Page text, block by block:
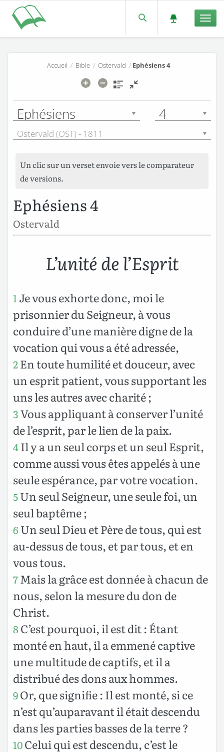
Accueil / Bible /Ostervald / Ephésiens 4
Ephésiens 4
Ostervald (OST) - 1811
Un clic sur un verset envoie vers le comparateur
de versions.
Ephésiens 4
Ostervald
L’unité de l’Esprit
1 Je vous exhorte donc, moi le
prisonnier du Seigneur, à vous
conduire d’une manière digne de la
vocation qui vous a été adressée,
2En toute humilité et douceur, avec
un esprit patient, vous supportant les
uns les autres avec charité ;
3Vous appliquant à conserver l’unité
de l’esprit, par le lien de la paix.
4Il y a un seul corps et un seul Esprit,
comme aussi vous êtes appelés à une
seule espérance, par votre vocation.
5Un seul Seigneur, une seule foi, un
seul baptême ;
6 Un seul Dieu et Père de tous, qui est
au-dessus de tous, et par tous, et en
vous tous.
7Mais la grâce est donnée à chacun de
nous, selon la mesure du don de
Christ.
8C’est pourquoi, il est dit : Étant
monté en haut, il a emmené captive
une multitude de captifs, et il a
distribué des dons aux hommes.
9Or, que signifie : Il est monté, si ce
n’est qu’auparavant il était descendu
dans les parties basses de la terre ?
10Celui qui est descendu, c’est le